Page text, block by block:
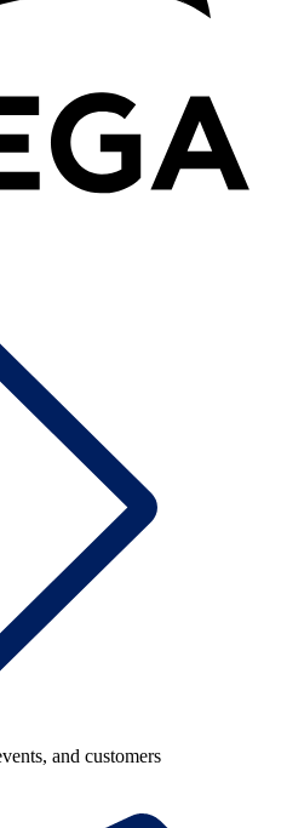
and customers